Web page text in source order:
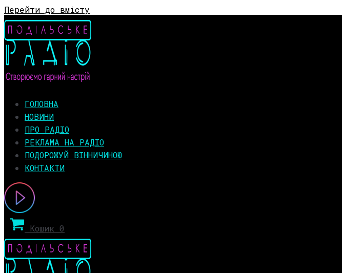
Перейти до вмісту
ГОЛОВНА
НОВИНИ
ПРО РАДІО
РЕКЛАМА НА РАДІО
ПОДОРОЖУЙ ВІННИЧИНОЮ
КОНТАКТИ
Кошик 0